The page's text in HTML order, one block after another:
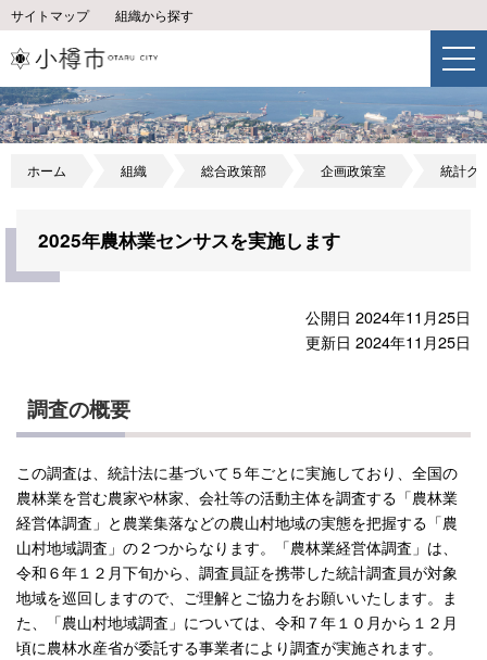
サイトマップ 組織から探す
ホーム 組織 総合政策部 企画政策室 統計グ
2025年農林業センサスを実施します
公開日 2024年11月25日
更新日 2024年11月25日
調査の概要
この調査は、統計法に基づいて５年ごとに実施しており、全国の
農林業を営む農家や林家、会社等の活動主体を調査する「農林業
経営体調査」と農業集落などの農山村地域の実態を把握する「農
山村地域調査」の２つからなります。「農林業経営体調査」は、
令和６年１２月下旬から、調査員証を携帯した統計調査員が対象
地域を巡回しますので、ご理解とご協力をお願いいたします。ま
た、「農山村地域調査」については、令和７年１０月から１２月
頃に農林水産省が委託する事業者により調査が実施されます。